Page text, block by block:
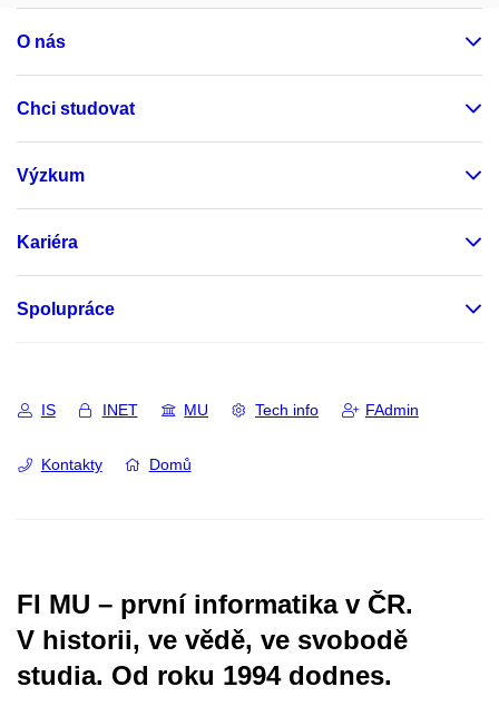
O nás
Chci studovat
Výzkum
Kariéra
Spolupráce
IS INET MU Tech info FAdmin
Kontakty Domů
FI MU – první informatika v ČR.
V historii, ve vědě, ve svobodě
studia. Od roku 1994 dodnes.